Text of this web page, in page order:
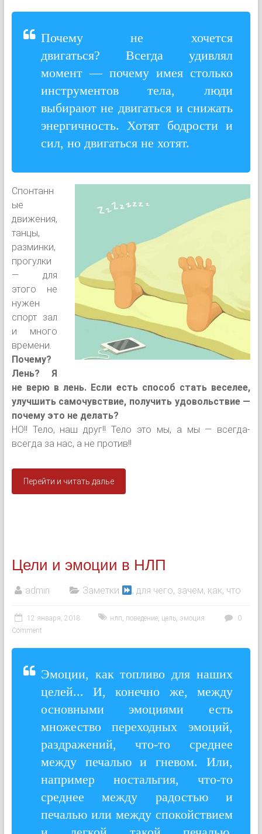
Почему не хочется
двигаться? Всегда удивлял
момент — почему имея столько
инструментов тела, люди
выбирают не двигаться и снижать
энергичность. Хотят бодрости и
сил, но двигаться не хотят.
Спонтанн
ые
движения,
танцы,
разминки,
прогулки
— для
этого не
нужен
спорт зал
и много
времени.
Почему?
Лень? Я
не верю в лень. Если есть способ стать веселее,
улучшить самочувствие, получить удовольствие —
почему это не делать?
НО!! Тело, наш друг!! Тело это мы, а мы — всегда-
всегда за нас, а не против!!
Перейти и читать далье
Цели и эмоции в НЛП
admin Заметки , для чего, зачем, как, что
12 января, 2018 нлп, поведение, цель, эмоция
0
Comment
Эмоции, как топливо для наших
целей... И, конечно же, между
основными эмоциями есть
множество переходных эмоций,
раздражений, что-то среднее
между печалью и гневом. Или,
например ностальгия, что-то
среднее между радостью и
печалью или между спокойствием